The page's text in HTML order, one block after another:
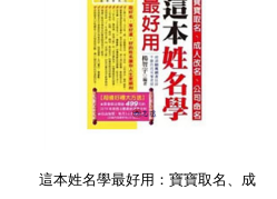
這本姓名學最好用：寶寶取名、成